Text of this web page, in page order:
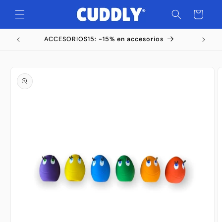
directamente
al contenido
Carrito
ACCESORIOS15: -15% en accesorios
a la
información